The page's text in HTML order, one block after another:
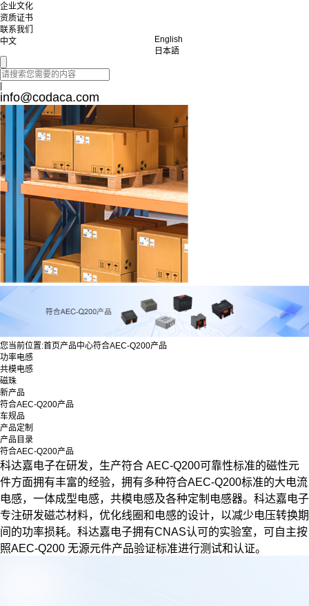
企业文化
资质证书
联系我们
中文
English
日本語
|
info@codaca.com
您当前位置:首页产品中心符合AEC-Q200产品
功率电感
共模电感
磁珠
新产品
符合AEC-Q200产品
车规品
产品定制
产品目录
符合AEC-Q200产品
科达嘉电子在研发，生产符合 AEC-Q200可靠性标准的磁性元
件方面拥有丰富的经验，拥有多种符合AEC-Q200标准的大电流
电感，一体成型电感，共模电感及各种定制电感器。科达嘉电子
专注研发磁芯材料，优化线圈和电感的设计，以减少电压转换期
间的功率损耗。科达嘉电子拥有CNAS认可的实验室，可自主按
照AEC-Q200 无源元件产品验证标准进行测试和认证。